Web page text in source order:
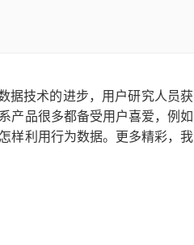
据技术的进步，用户研究人员获
产品很多都备受用户喜爱，例如
样利用行为数据。更多精彩，我